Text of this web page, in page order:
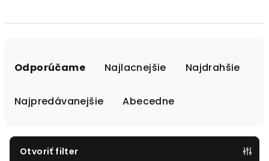
Odporúčame Najlacnejšie Najdrahšie
Najpredávanejšie Abecedne
Otvoriť filter